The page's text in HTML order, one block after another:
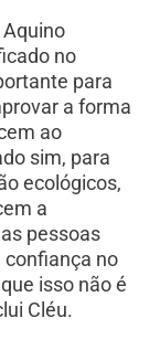
Aquino
no
para
a forma
ao
sim, para
ecológicos,
a
pessoas
confiança no
isso não é
Cléu.